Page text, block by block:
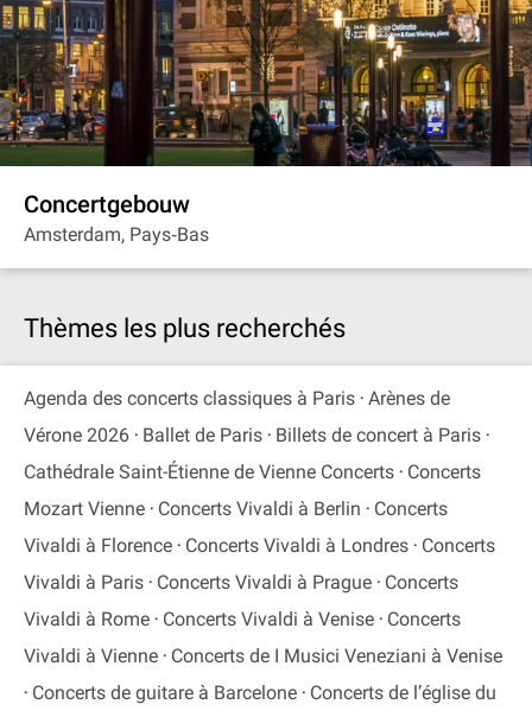
Concertgebouw
Amsterdam, Pays‐Bas
Thèmes les plus recherchés
Agenda des concerts classiques à Paris Arènes de
Vérone 2026
Ballet de Paris
Billets de concert à Paris
Cathédrale Saint-Étienne de Vienne Concerts
Concerts
Mozart Vienne
Concerts Vivaldi à Berlin
Concerts
Vivaldi à Florence
Concerts Vivaldi à Londres
Concerts
Vivaldi à Paris
Concerts Vivaldi à Prague
Concerts
Vivaldi à Rome
Concerts Vivaldi à Venise
Concerts
Vivaldi à Vienne
Concerts de I Musici Veneziani à Venise
Concerts de guitare à Barcelone
Concerts de l’église du